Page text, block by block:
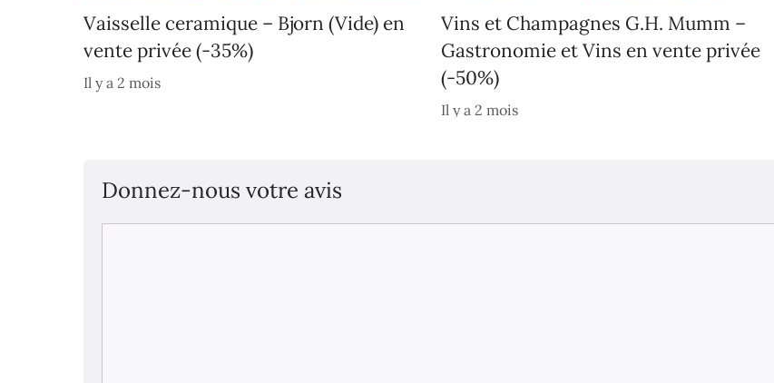
Vaisselle ceramique – Bjorn (Vide) en
vente privée (-35%)
Il y a 2 mois
Vins et Champagnes G.H. Mumm –
Gastronomie et Vins en vente privée
(-50%)
Il y a 2 mois
Donnez-nous votre avis